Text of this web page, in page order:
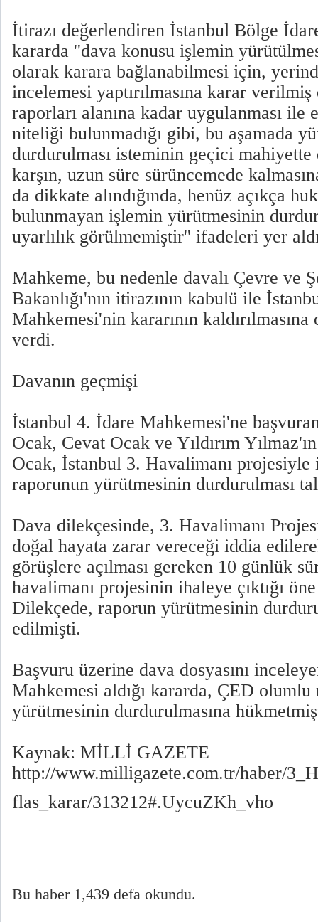
İtirazı değerlendiren İstanbul Bölge
kararda ''dava konusu işlemin
olarak karara bağlanabilmesi için,
incelemesi yaptırılmasına karar
raporları alanına kadar uygulanması ile
niteliği bulunmadığı gibi, bu aşamada
durdurulması isteminin geçici mahiyette
karşın, uzun süre sürüncemede
da dikkate alındığında, henüz açıkça
bulunmayan işlemin yürütmesinin
uyarlılık görülmemiştir'' ifadeleri yer
Mahkeme, bu nedenle davalı Çevre ve
Bakanlığı'nın itirazının kabulü ile
Mahkemesi'nin kararının
verdi.
Davanın geçmişi
İstanbul 4. İdare Mahkemesi'ne
Ocak, Cevat Ocak ve Yıldırım
Ocak, İstanbul 3. Havalimanı
raporunun yürütmesinin durdurulması
Dava dilekçesinde, 3. Havalimanı
doğal hayata zarar vereceği iddia
görüşlere açılması gereken 10 günlük
havalimanı projesinin ihaleye çıktığı
Dilekçede, raporun yürütmesinin
edilmişti.
Başvuru üzerine dava dosyasını
Mahkemesi aldığı kararda, ÇED olumlu
yürütmesinin durdurulmasına
Kaynak: MİLLİ GAZETE
http://www.milligazete.com.tr/haber/
flas_karar/313212#.UycuZKh_vho
Bu haber 1,439 defa okundu.